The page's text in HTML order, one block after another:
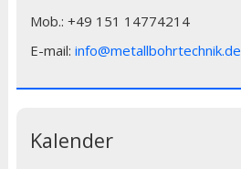
Mob.: +49 151 14774214
E-mail: info@metallbohrtechnik.de
Kalender